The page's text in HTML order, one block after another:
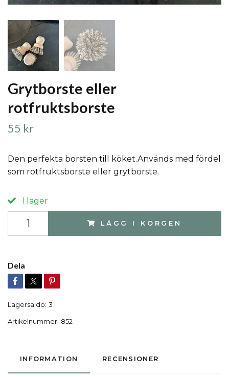
Grytborste eller
rotfruktsborste
55 kr
Den perfekta borsten till köket.Används med fördel
som rotfruktsborste eller grytborste.
I lager
LÄGG I KORGEN
Dela
Lagersaldo: 3
Artikelnummer: 852
INFORMATION RECENSIONER